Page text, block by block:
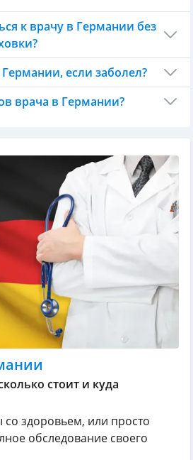
к врачу в Германии без
если заболел?
врача в Германии?
стоит и куда
со здоровьем, или просто
обследование своего